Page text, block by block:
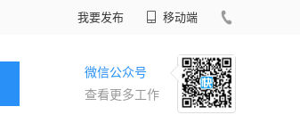
我要发布 移动端
微信公众号
查看更多工作